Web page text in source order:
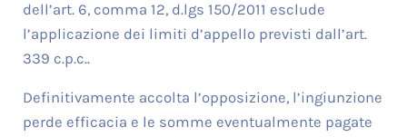
dell’art. 6, comma 12, d.lgs 150/2011 esclude
l’applicazione dei limiti d’appello previsti dall’art.
339 c.p.c..
Definitivamente accolta l’opposizione, l’ingiunzione
perde efficacia e le somme eventualmente pagate